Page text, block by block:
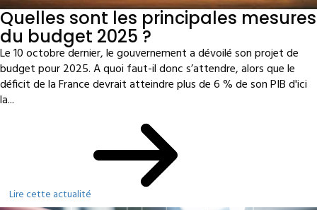
Quelles sont les principales mesures
du budget 2025 ?
Le 10 octobre dernier, le gouvernement a dévoilé son projet de
budget pour 2025. A quoi faut-il donc s’attendre, alors que le
déficit de la France devrait atteindre plus de 6 % de son PIB d'ici
la...
Lire cette actualité